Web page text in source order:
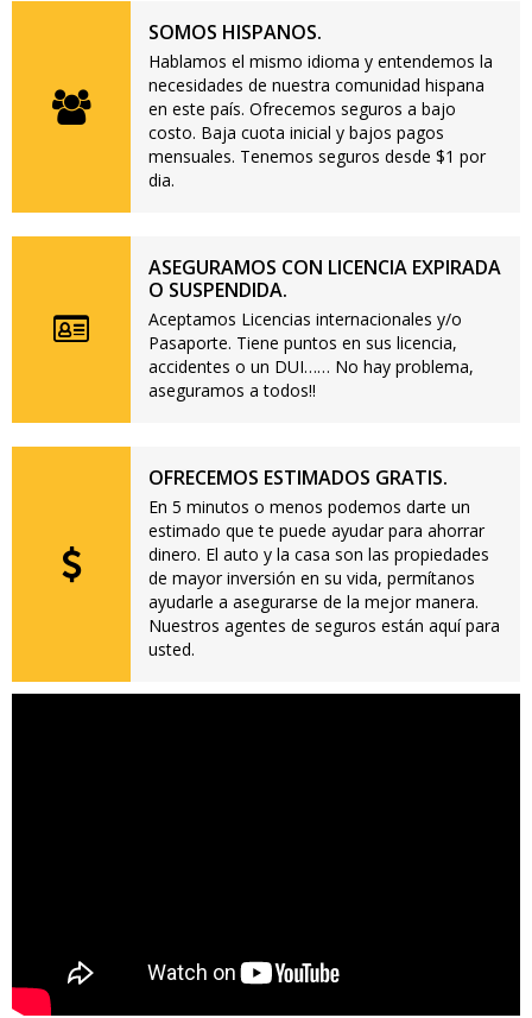
SOMOS HISPANOS.
Hablamos el mismo idioma y entendemos la
necesidades de nuestra comunidad hispana
en este país. Ofrecemos seguros a bajo
costo. Baja cuota inicial y bajos pagos
mensuales. Tenemos seguros desde $1 por
dia.
ASEGURAMOS CON LICENCIA EXPIRADA
O SUSPENDIDA.
Aceptamos Licencias internacionales y/o
Pasaporte. Tiene puntos en sus licencia,
accidentes o un DUI…… No hay problema,
aseguramos a todos!!
OFRECEMOS ESTIMADOS GRATIS.
En 5 minutos o menos podemos darte un
estimado que te puede ayudar para ahorrar
dinero. El auto y la casa son las propiedades
de mayor inversión en su vida, permítanos
ayudarle a asegurarse de la mejor manera.
Nuestros agentes de seguros están aquí para
usted.